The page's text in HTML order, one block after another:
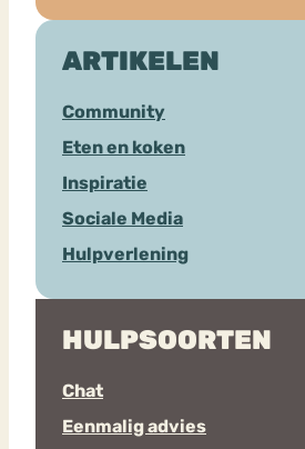
ARTIKELEN
Community
Eten en koken
Inspiratie
Sociale Media
Hulpverlening
HULPSOORTEN
Chat
Eenmalig advies